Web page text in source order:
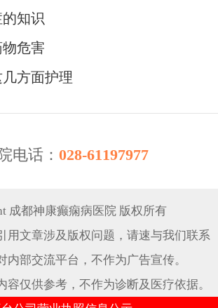
知识
危害
方面护理
电话： 028-61197977
成都神康癫痫病医院 版权所有
用文章涉及版权问题，请速与我们联系
内部交流平台，不作为广告宣传。
容仅供参考，不作为诊断及医疗依据。